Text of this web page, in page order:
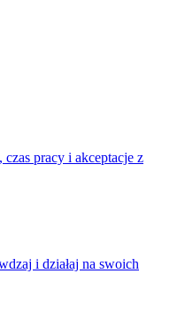
pracy i akceptacje z
i działaj na swoich